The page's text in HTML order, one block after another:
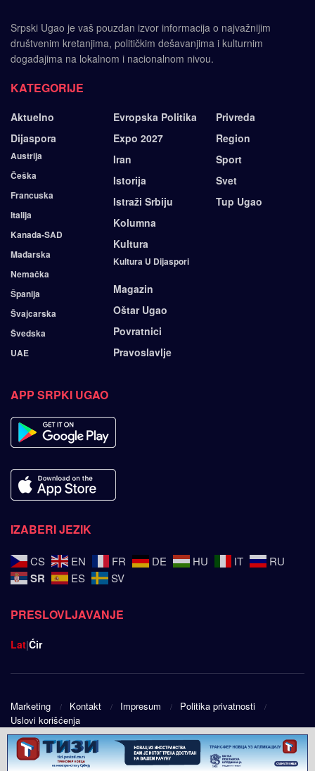
Srpski Ugao je vaš pouzdan izvor informacija o najvažnijim
društvenim kretanjima, političkim dešavanjima i kulturnim
događajima na lokalnom i nacionalnom nivou.
KATEGORIJE
Aktuelno
Dijaspora
Austrija
Češka
Francuska
Italija
Kanada-SAD
Mađarska
Nemačka
Španija
Švajcarska
Švedska
UAE
Evropska Politika
Expo 2027
Iran
Istorija
Istraži Srbiju
Kolumna
Kultura
Kultura U Dijaspori
Magazin
Oštar Ugao
Povratnici
Pravoslavlje
Privreda
Region
Sport
Svet
Tup Ugao
APP SRPKI UGAO
IZABERI JEZIK
CS EN FR DE HU IT RU
SR ES SV
PRESLOVLJAVANJE
Lat|Ćir
Marketing Kontakt Impresum
Politika privatnosti
Uslovi korišćenja
© 2025Srpski ugao - Design byPublic Eye doo